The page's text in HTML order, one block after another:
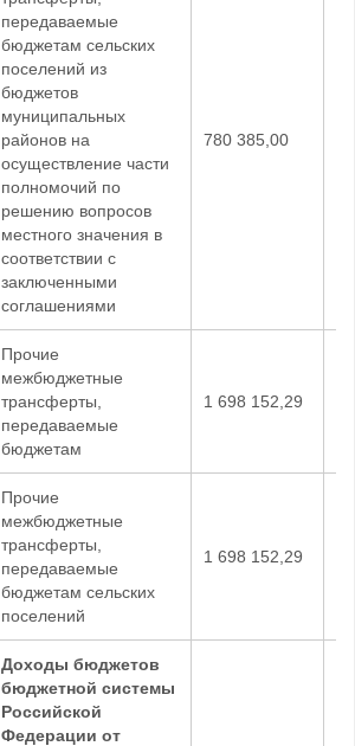
передаваемые
бюджетам сельских
поселений из
бюджетов
муниципальных
районов на
осуществление части
полномочий по
решению вопросов
местного значения в
соответствии с
заключенными
соглашениями
780 385,00
Прочие
межбюджетные
трансферты,
передаваемые
бюджетам
1 698 152,29
Прочие
межбюджетные
трансферты,
передаваемые
бюджетам сельских
поселений
1 698 152,29
Доходы бюджетов
бюджетной системы
Российской
Федерации от